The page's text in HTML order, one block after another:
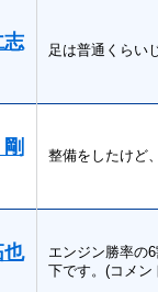
足は普通くらい
整備をしたけど
エンジン勝率の
下です。(コメ